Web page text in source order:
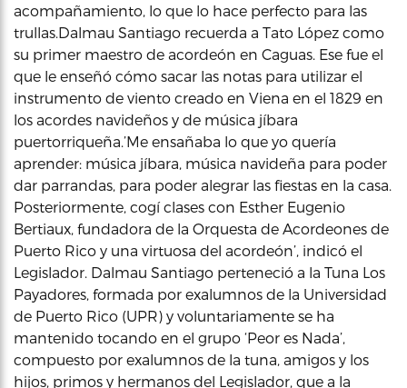
acompañamiento, lo que lo hace perfecto para las
trullas.Dalmau Santiago recuerda a Tato López como
su primer maestro de acordeón en Caguas. Ese fue el
que le enseñó cómo sacar las notas para utilizar el
instrumento de viento creado en Viena en el 1829 en
los acordes navideños y de música jíbara
puertorriqueña.’Me ensañaba lo que yo quería
aprender: música jíbara, música navideña para poder
dar parrandas, para poder alegrar las fiestas en la casa.
Posteriormente, cogí clases con Esther Eugenio
Bertiaux, fundadora de la Orquesta de Acordeones de
Puerto Rico y una virtuosa del acordeón’, indicó el
Legislador. Dalmau Santiago perteneció a la Tuna Los
Payadores, formada por exalumnos de la Universidad
de Puerto Rico (UPR) y voluntariamente se ha
mantenido tocando en el grupo ‘Peor es Nada’,
compuesto por exalumnos de la tuna, amigos y los
hijos, primos y hermanos del Legislador, que a la